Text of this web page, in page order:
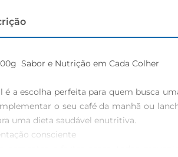
Sabor e Nutrição em Cada Colher
é a escolha perfeita para quem busca
o seu café da manhã ou
uma dieta saudável enutritiva.
consciente